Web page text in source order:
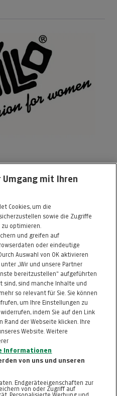
NACH
mit Ihren
Cookies, um die
sowie die Zugriffe
optimieren.
und greifen auf
oder eindeutige
Auswahl von OK aktivieren
„Wir und unsere Partner
bereitzustellen“ aufgeführten
sind, sind manche Inhalte und
so relevant für Sie. Sie können
um Ihre Einstellungen zu
indem Sie auf den Link
Rand der Webseite klicken. Ihre
Website. Weitere
Informationen
von uns und unseren
Endgeräteeigenschaften zur
von oder Zugriff auf